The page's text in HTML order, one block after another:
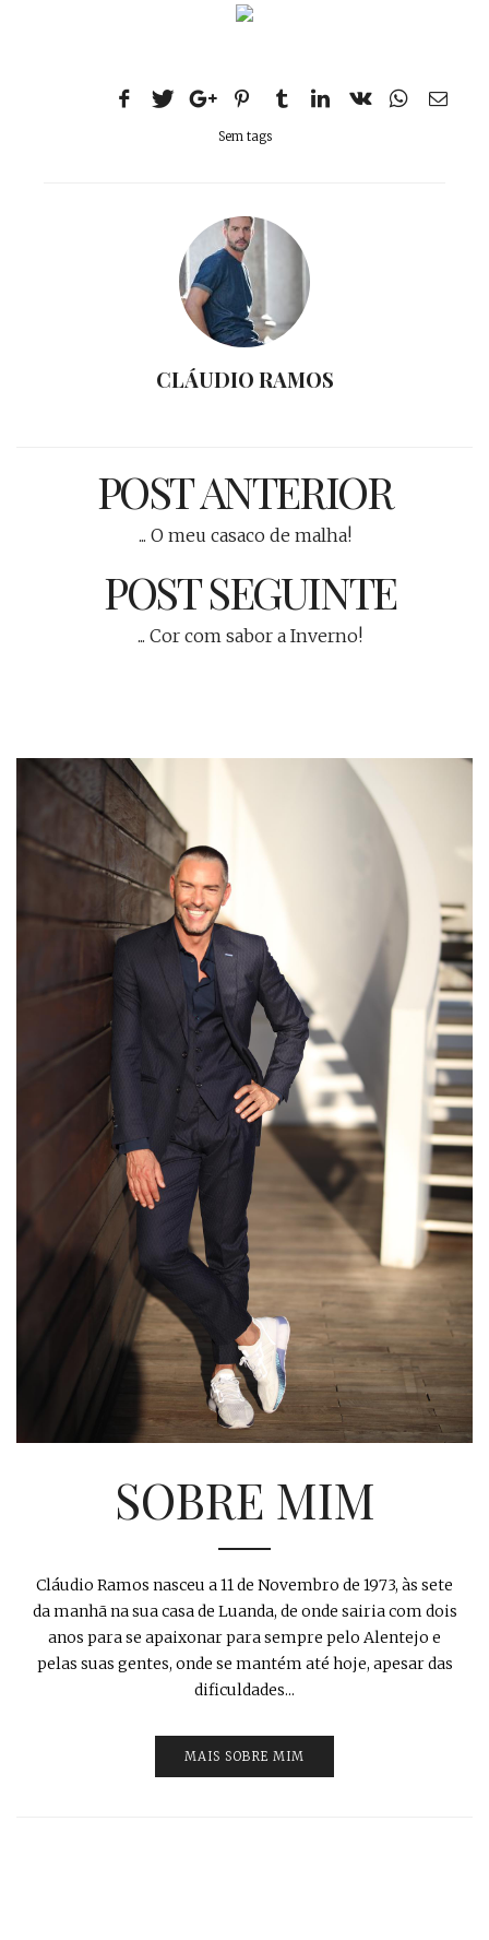
Sem tags
CLÁUDIO RAMOS
POST ANTERIOR
... O meu casaco de malha!
POST SEGUINTE
... Cor com sabor a Inverno!
SOBRE MIM
Cláudio Ramos nasceu a 11 de Novembro de 1973, às sete
da manhã na sua casa de Luanda, de onde sairia com dois
anos para se apaixonar para sempre pelo Alentejo e
pelas suas gentes, onde se mantém até hoje, apesar das
dificuldades...
MAIS SOBRE MIM